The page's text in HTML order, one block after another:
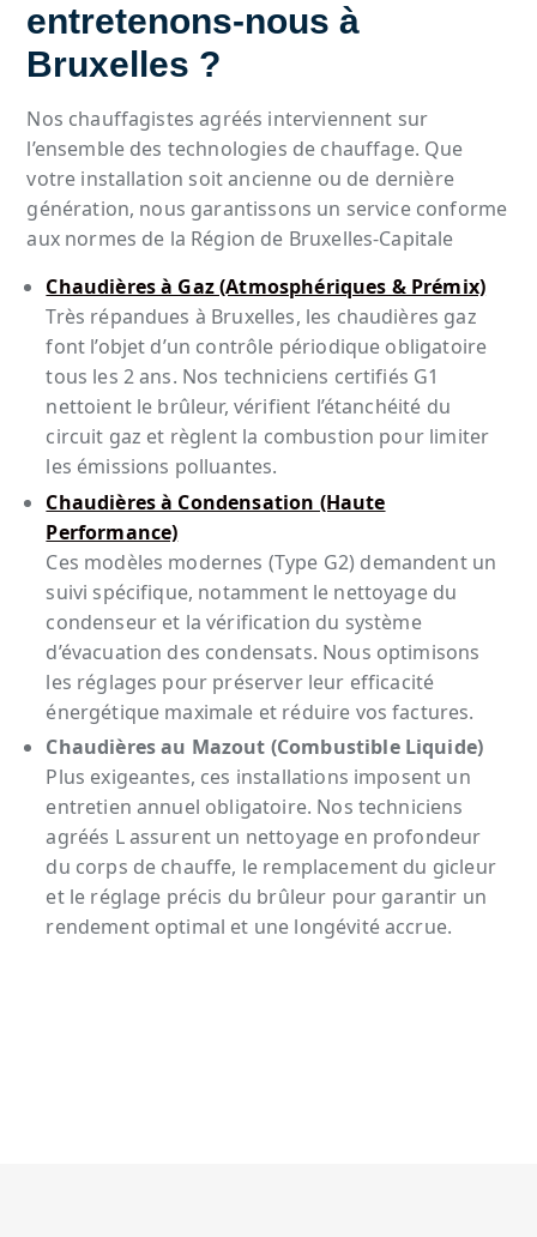
entretenons-nous à
Bruxelles ?
Nos chauffagistes agréés interviennent sur
l’ensemble des technologies de chauffage. Que
votre installation soit ancienne ou de dernière
génération, nous garantissons un service conforme
aux normes de la Région de Bruxelles-Capitale
Chaudières à Gaz (Atmosphériques & Prémix)
Très répandues à Bruxelles, les chaudières gaz
font l’objet d’un contrôle périodique obligatoire
tous les 2 ans. Nos techniciens certifiés G1
nettoient le brûleur, vérifient l’étanchéité du
circuit gaz et règlent la combustion pour limiter
les émissions polluantes.
Chaudières à Condensation (Haute
Performance)
Ces modèles modernes (Type G2) demandent un
suivi spécifique, notamment le nettoyage du
condenseur et la vérification du système
d’évacuation des condensats. Nous optimisons
les réglages pour préserver leur efficacité
énergétique maximale et réduire vos factures.
Chaudières au Mazout (Combustible Liquide)
Plus exigeantes, ces installations imposent un
entretien annuel obligatoire. Nos techniciens
agréés L assurent un nettoyage en profondeur
du corps de chauffe, le remplacement du gicleur
et le réglage précis du brûleur pour garantir un
rendement optimal et une longévité accrue.